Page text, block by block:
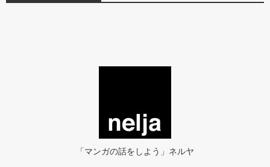
「マンガの話をしよう」ネルヤ